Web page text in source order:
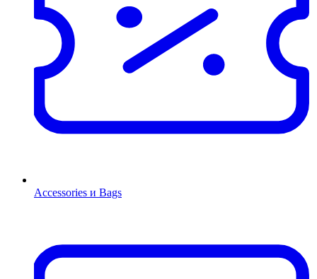
Accessories и Bags